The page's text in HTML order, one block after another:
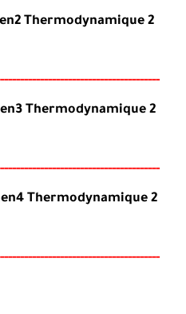
Thermodynamique 2
------------
Thermodynamique 2
------------
Thermodynamique 2
------------